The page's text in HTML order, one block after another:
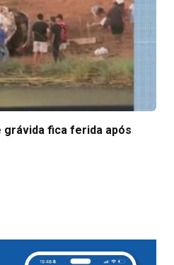
grávida fica ferida após